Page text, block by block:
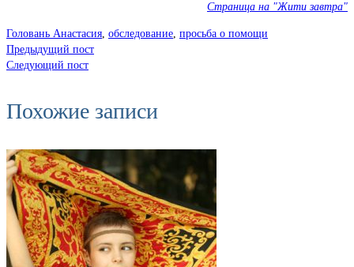
Страница на "Жити завтра"
Головань Анастасия, обследование, просьба о помощи
Предыдущий пост
Следующий пост
Похожие записи